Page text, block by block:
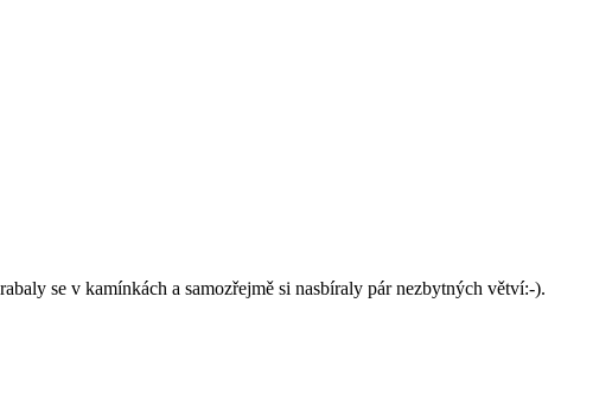
se v kamínkách a samozřejmě si nasbíraly pár nezbytných větví:-).